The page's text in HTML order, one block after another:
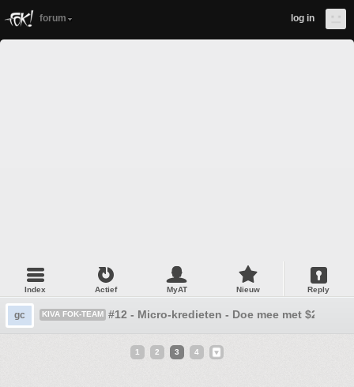
forum log in
Index Actief MyAT Nieuw Reply
gc KIVA FOK-TEAM #12 - Micro-kredieten - Doe mee met $25!
1 2 3 4